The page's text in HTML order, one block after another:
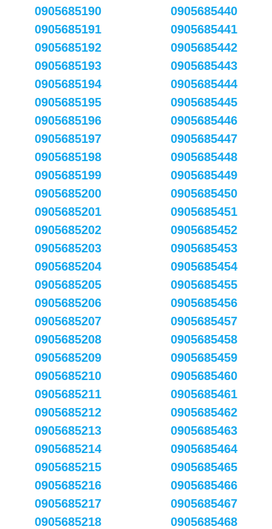
0905685190
0905685191
0905685192
0905685193
0905685194
0905685195
0905685196
0905685197
0905685198
0905685199
0905685200
0905685201
0905685202
0905685203
0905685204
0905685205
0905685206
0905685207
0905685208
0905685209
0905685210
0905685211
0905685212
0905685213
0905685214
0905685215
0905685216
0905685217
0905685218
0905685440
0905685441
0905685442
0905685443
0905685444
0905685445
0905685446
0905685447
0905685448
0905685449
0905685450
0905685451
0905685452
0905685453
0905685454
0905685455
0905685456
0905685457
0905685458
0905685459
0905685460
0905685461
0905685462
0905685463
0905685464
0905685465
0905685466
0905685467
0905685468